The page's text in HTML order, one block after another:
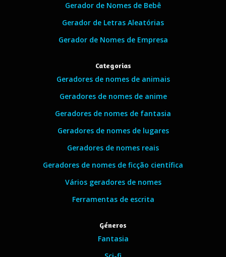
Gerador de Nomes de Bebê
Gerador de Letras Aleatórias
Gerador de Nomes de Empresa
Categorias
Geradores de nomes de animais
Geradores de nomes de anime
Geradores de nomes de fantasia
Geradores de nomes de lugares
Geradores de nomes reais
Geradores de nomes de ficção científica
Vários geradores de nomes
Ferramentas de escrita
Géneros
Fantasia